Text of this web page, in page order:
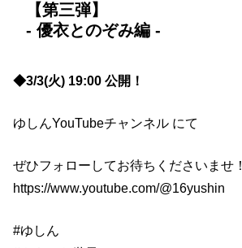
公
！
【第三弾】
- 優衣とのぞみ編 -
◆3/3(火) 19:00 公開！
ゆしんYouTubeチャンネル にて
ぜひフォローしてお待ちくださいませ！
https://www.youtube.com/@16yushin
#ゆしん